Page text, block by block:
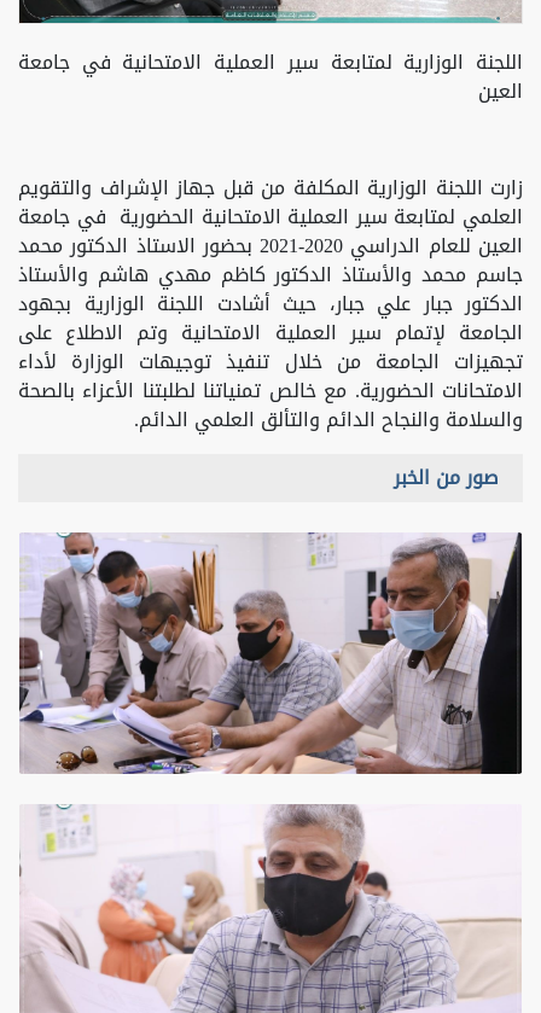
اللجنة الوزارية لمتابعة سير العملية الامتحانية في جامعة
العين
زارت اللجنة الوزارية المكلفة من قبل جهاز الإشراف والتقويم
العلمي لمتابعة سير العملية الامتحانية الحضورية في جامعة
العين للعام الدراسي 2020-2021 بحضور الاستاذ الدكتور محمد
جاسم محمد والأستاذ الدكتور كاظم مهدي هاشم والأستاذ
الدكتور جبار علي جبار، حيث أشادت اللجنة الوزارية بجهود
الجامعة لإتمام سير العملية الامتحانية وتم الاطلاع على
تجهيزات الجامعة من خلال تنفيذ توجيهات الوزارة لأداء
الامتحانات الحضورية. مع خالص تمنياتنا لطلبتنا الأعزاء بالصحة
والسلامة والنجاح الدائم والتألق العلمي الدائم.
صور من الخبر